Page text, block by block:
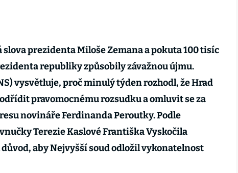
slova prezidenta Miloše Zemana a pokuta 100 tisíc
republiky způsobily závažnou újmu.
vysvětluje, proč minulý týden rozhodl, že Hrad
pravomocnému rozsudku a omluvit se za
novináře Ferdinanda Peroutky. Podle
Terezie Kaslové Františka Vyskočila
aby Nejvyšší soud odložil vykonatelnost